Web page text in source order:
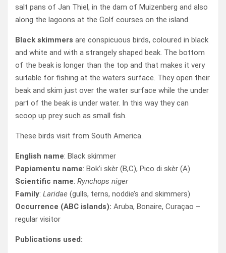
salt pans of Jan Thiel, in the dam of Muizenberg and also
along the lagoons at the Golf courses on the island.
Black skimmers are conspicuous birds, coloured in black
and white and with a strangely shaped beak. The bottom
of the beak is longer than the top and that makes it very
suitable for fishing at the waters surface. They open their
beak and skim just over the water surface while the under
part of the beak is under water. In this way they can
scoop up prey such as small fish.
These birds visit from South America.
English name: Black skimmer
Papiamentu name: Bok’i skèr (B,C), Pico di skèr (A)
Scientific name: Rynchops niger
Family: Laridae (gulls, terns, noddie’s and skimmers)
Occurrence (ABC islands): Aruba, Bonaire, Curaçao –
regular visitor
Publications used: